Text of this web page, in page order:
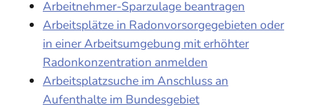
Arbeitnehmer-Sparzulage beantragen
Arbeitsplätze in Radonvorsorgegebieten oder
in einer Arbeitsumgebung mit erhöhter
Radonkonzentration anmelden
Arbeitsplatzsuche im Anschluss an
Aufenthalte im Bundesgebiet